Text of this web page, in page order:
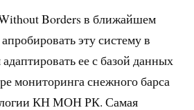
Borders в ближайшем
эту систему в
адаптировать ее с базой данных
мониторинга снежного барса
КН МОН РК. Самая